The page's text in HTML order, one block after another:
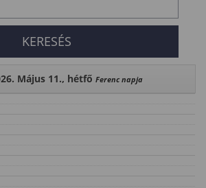
Május 11., hétfő Ferenc napja